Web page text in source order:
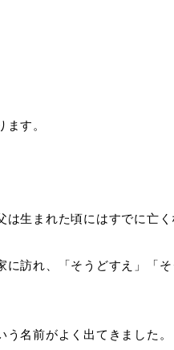
す。
生まれた頃にはすでに亡
訪れ、「そうどすえ」「
名前がよく出てきました。